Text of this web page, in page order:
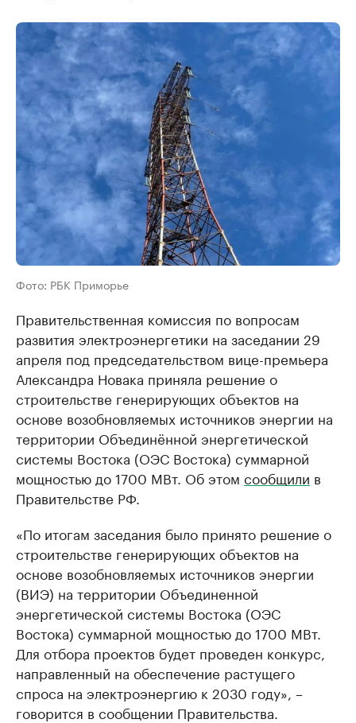
Фото: РБК Приморье
Правительственная комиссия по вопросам
развития электроэнергетики на заседании 29
апреля под председательством вице-премьера
Александра Новака приняла решение о
строительстве генерирующих объектов на
основе возобновляемых источников энергии на
территории Объединённой энергетической
системы Востока (ОЭС Востока) суммарной
мощностью до 1700 МВт. Об этом сообщили в
Правительстве РФ.
«По итогам заседания было принято решение о
строительстве генерирующих объектов на
основе возобновляемых источников энергии
(ВИЭ) на территории Объединенной
энергетической системы Востока (ОЭС
Востока) суммарной мощностью до 1700 МВт.
Для отбора проектов будет проведен конкурс,
направленный на обеспечение растущего
спроса на электроэнергию к 2030 году», –
говорится в сообщении Правительства.